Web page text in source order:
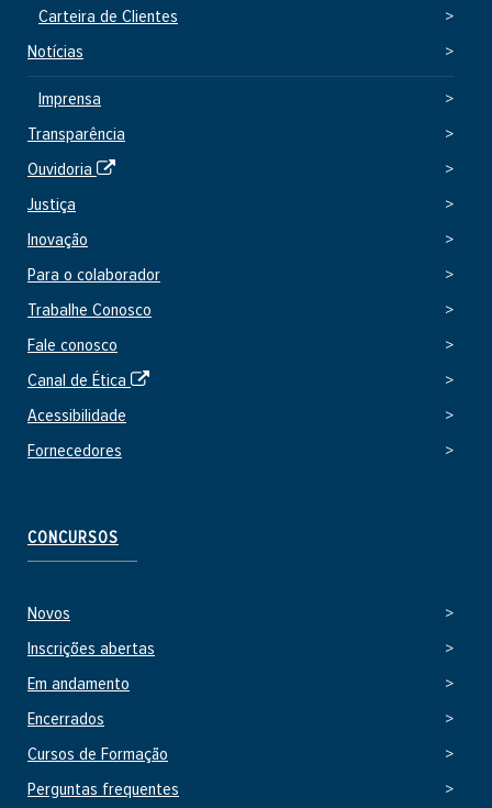
Carteira de Clientes
Notícias
Imprensa
Transparência
Ouvidoria
S
t
e
n
o
Justiça
Inovação
Para o colaborador
Trabalhe Conosco
Fale conosco
Canal de Ética
S
Acessibilidade
Fornecedores
CONCURSOS
Novos
Inscrições abertas
Em andamento
Encerrados
Cursos de Formação
Perguntas frequentes